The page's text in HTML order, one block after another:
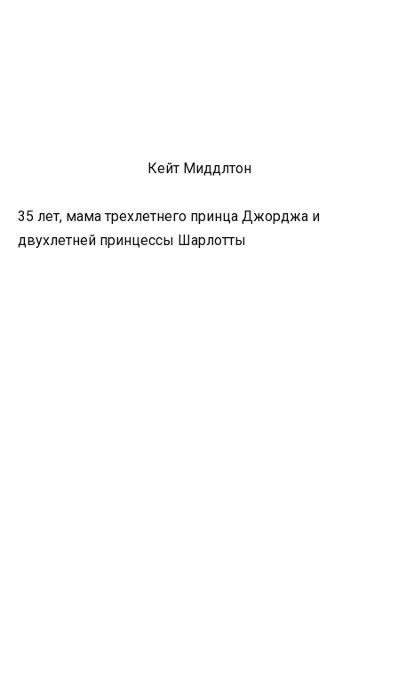
Кейт Миддлтон
35 лет, мама трехлетнего принца Джорджа и
двухлетней принцессы Шарлотты